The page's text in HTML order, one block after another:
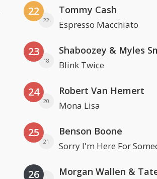
22
22
Tommy Cash
Espresso Macchiato
23
18
Shaboozey & Myles
Blink Twice
24
20
Robert Van Hemert
Mona Lisa
25
21
Benson Boone
Sorry I'm Here For
26 Morgan Wallen &